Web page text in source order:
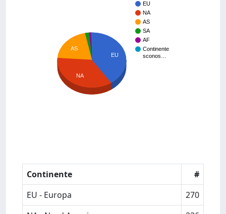
EU
NA
AS
SA
AF
Continente
sconos…
EU
AS
NA
Continente
#
EU - Europa
270